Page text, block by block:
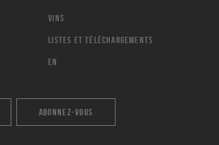
VINS
LISTES ET TÉLÉCHARGEMENTS
EN